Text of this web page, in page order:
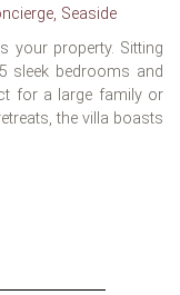
Seaside
your property. Sitting
sleek bedrooms and
for a large family or
the villa boasts